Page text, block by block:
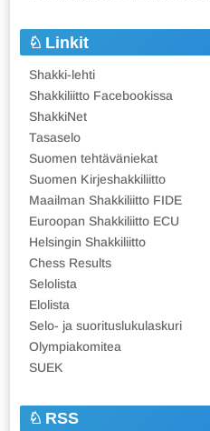
Linkit
Shakki-lehti
Shakkiliitto Facebookissa
ShakkiNet
Tasaselo
Suomen tehtäväniekat
Suomen Kirjeshakkiliitto
Maailman Shakkiliitto FIDE
Euroopan Shakkiliitto ECU
Helsingin Shakkiliitto
Chess Results
Selolista
Elolista
Selo- ja suorituslukulaskuri
Olympiakomitea
SUEK
RSS